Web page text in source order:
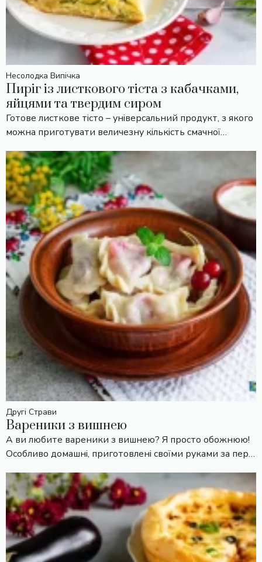
Несолодка Випічка
Пиріг із листкового тіста з кабачками,
яйцями та твердим сиром
Готове листкове тісто – універсальний продукт, з якого
можна приготувати величезну кількість смачної…
Другі Страви
Вареники з вишнею
А ви любите вареники з вишнею? Я просто обожнюю!
Особливо домашні, приготовлені своїми руками за пер…